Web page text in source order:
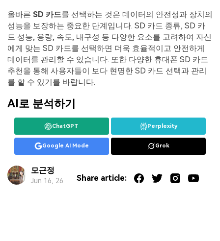
올바른 SD 카드를 선택하는 것은 데이터의 안전성과 장치의
성능을 보장하는 중요한 단계입니다. SD 카드 종류, SD 카
드 성능, 용량, 속도, 내구성 등 다양한 요소를 고려하여 자신
에게 맞는 SD 카드를 선택하면 더욱 효율적이고 안전하게
데이터를 관리할 수 있습니다. 또한 다양한 휴대폰 SD 카드
추천을 통해 사용자들이 보다 현명한 SD 카드 선택과 관리
를 할 수 있기를 바랍니다.
AI로 분석하기
ChatGPT Perplexity
Google AI Mode Grok
모근정
Jun 16, 26 Share article: